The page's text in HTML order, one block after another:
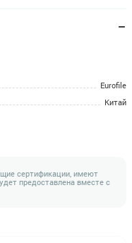
Eurofile
Китай
сертификации, имеют
предоставлена вместе с